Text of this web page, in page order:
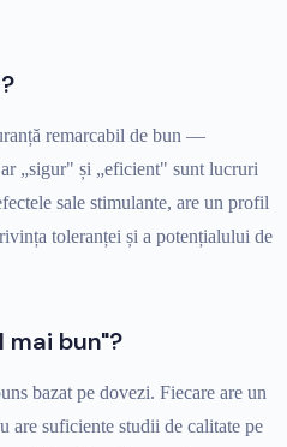
remarcabil de bun —
„sigur" și „eficient" sunt lucruri
sale stimulante, are un profil
toleranței și a potențialului de
mai bun"?
bazat pe dovezi. Fiecare are un
suficiente studii de calitate pe